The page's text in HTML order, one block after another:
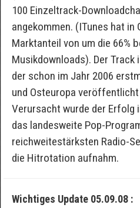
100 Einzeltrack-
angekommen. (ITunes hat in
Marktanteil von um die 66%
Musikdownloads). Der Track
der schon im Jahr 2006
und Osteuropa veröffentlicht
Verursacht wurde der Erfolg
das landesweite Pop-
reichweitestärksten Radio-
die Hitrotation aufnahm.
Wichtiges Update 05.09.08 :